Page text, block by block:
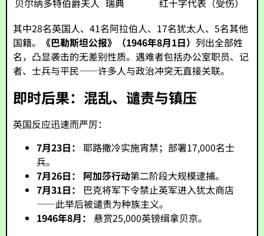
贝尔纳多特伯爵夫人 瑞典
红十字代表（受伤）
其中28名英国人、41名阿拉伯人、17名犹太人、5名其他
国籍。
《巴勒斯坦公报》（1946年8月1日） 列出全部姓
名，凸显袭击的无差别性质。遇难者包括办公室职员、记
者、士兵与平民——许多人与政治冲突无直接关联。
即时后果：混乱、谴责与镇压
英国反应迅速而严厉：
7月23日： 耶路撒冷实施宵禁；部署17,000名士
兵。
7月26日：
阿加莎行动第二阶段大规模逮捕。
7月31日：
巴克将军下令禁止英军进入犹太商店
——此举后被谴责为种族主义。
1946年8月：
悬赏25,000英镑缉拿贝京。